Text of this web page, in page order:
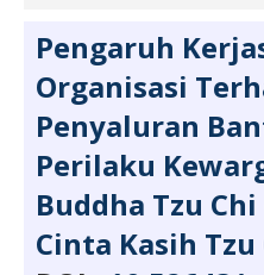
Pengaruh
Organisasi
Penyaluran
Perilaku
Buddha Tzu
Cinta Kasih